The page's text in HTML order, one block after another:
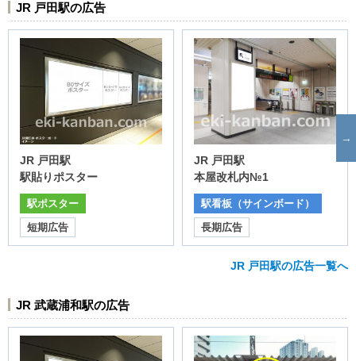
JR 戸田駅の広告
JR 戸田駅
駅貼りポスター
駅ポスター
短期広告
JR 戸田駅
本屋改札内№1
駅看板（サインボード）
長期広告
JR 戸田駅の広告一覧へ
JR 武蔵浦和駅の広告